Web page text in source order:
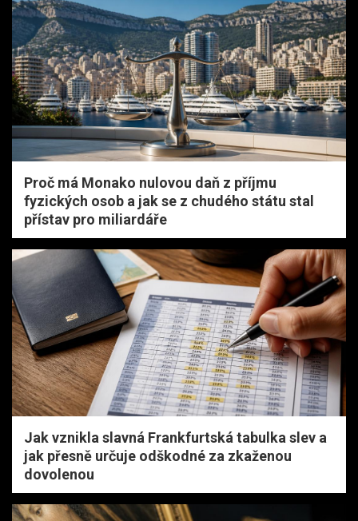
Proč má Monako nulovou daň z příjmu
fyzických osob a jak se z chudého státu stal
přístav pro miliardáře
Jak vznikla slavná Frankfurtská tabulka slev a
jak přesně určuje odškodné za zkaženou
dovolenou